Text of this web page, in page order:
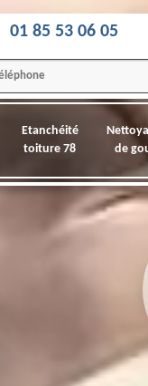
01 85 53 06 05
Etanchéité
toiture 78
de